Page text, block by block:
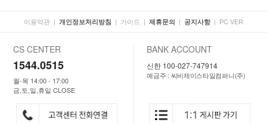
이용약관 | 개인정보처리방침 | 가이드 | 제휴문의 | 공지사항 | PC VER
CS CENTER
1544.0515
월-목 14:00 - 17:00
금,토,일,휴일 CLOSE
BANK ACCOUNT
신한 100-027-747914
예금주 : 씨비제이스타일컴퍼니(주)